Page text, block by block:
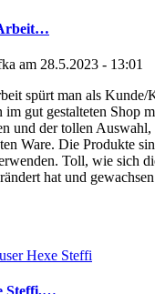
am 28.5.2023 - 13:01
spürt man als Kunde/
im gut gestalteten Shop
und der tollen
Ware. Die Produkte
Toll, wie sich
hat und